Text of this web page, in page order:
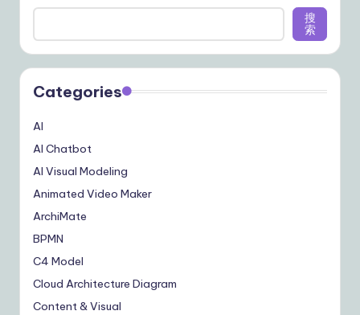
搜
索
Categories
AI
AI Chatbot
AI Visual Modeling
Animated Video Maker
ArchiMate
BPMN
C4 Model
Cloud Architecture Diagram
Content & Visual